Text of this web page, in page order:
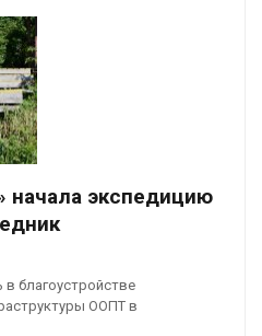
начала экспедицию
в благоустройстве
ООПТ в